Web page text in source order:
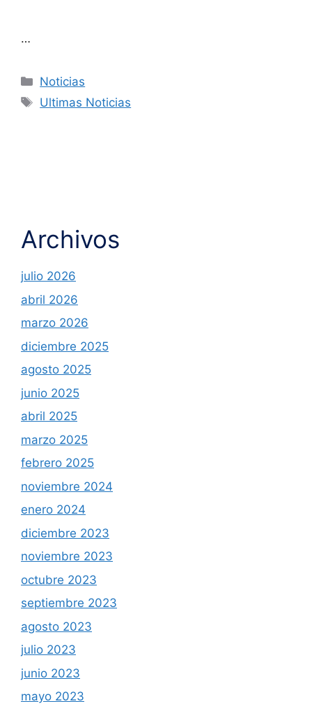
…
Noticias
Ultimas Noticias
Archivos
julio 2026
abril 2026
marzo 2026
diciembre 2025
agosto 2025
junio 2025
abril 2025
marzo 2025
febrero 2025
noviembre 2024
enero 2024
diciembre 2023
noviembre 2023
octubre 2023
septiembre 2023
agosto 2023
julio 2023
junio 2023
mayo 2023